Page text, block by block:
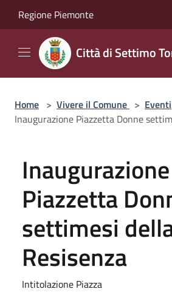
Regione Piemonte
Città di Settimo
Home > Vivere il Comune > Eventi
Inaugurazione Piazzetta Donne
Inaugurazione
Piazzetta
settimesi
Resisenza
Intitolazione Piazza